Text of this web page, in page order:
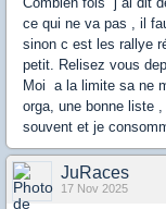
ce qui ne va pas , il
sinon c est les rallye
petit. Relisez vous
Moi a la limite sa ne
orga, une bonne liste
souvent et je
JuRaces
17 Nov 2025